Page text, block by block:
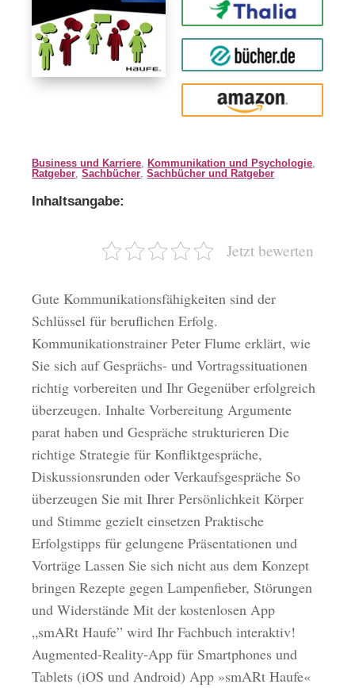
Thalia
buecher.de
Amazon
Business und Karriere, Kommunikation und Psychologie,
Ratgeber,Sachbücher,Sachbücher und Ratgeber
Inhaltsangabe:
Jetzt bewerten
Gute Kommunikationsfähigkeiten sind der
Schlüssel für beruflichen Erfolg.
Kommunikationstrainer Peter Flume erklärt, wie
Sie sich auf Gesprächs- und Vortragssituationen
richtig vorbereiten und Ihr Gegenüber erfolgreich
überzeugen. Inhalte Vorbereitung Argumente
parat haben und Gespräche strukturieren Die
richtige Strategie für Konfliktgespräche,
Diskussionsrunden oder Verkaufsgespräche So
überzeugen Sie mit Ihrer Persönlichkeit Körper
und Stimme gezielt einsetzen Praktische
Erfolgstipps für gelungene Präsentationen und
Vorträge Lassen Sie sich nicht aus dem Konzept
bringen Rezepte gegen Lampenfieber, Störungen
und Widerstände Mit der kostenlosen App
„smARt Haufe” wird Ihr Fachbuch interaktiv!
Augmented-Reality-App für Smartphones und
Tablets (iOS und Android) App »smARt Haufe«